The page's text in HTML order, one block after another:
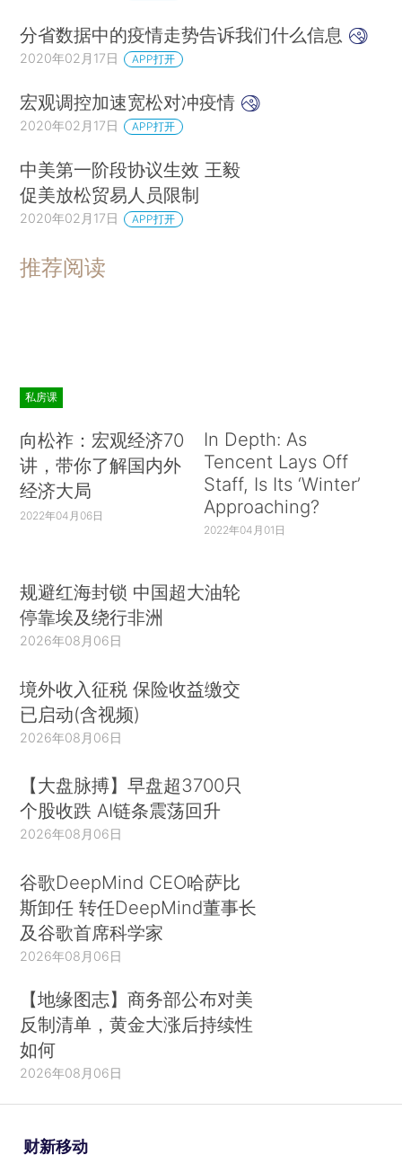
分省数据中的疫情走势告诉我们什么信息
2020年02月17日 APP打开
宏观调控加速宽松对冲疫情
2020年02月17日 APP打开
中美第一阶段协议生效 王毅
促美放松贸易人员限制
2020年02月17日 APP打开
推荐阅读
私房课
向松祚：宏观经济70
讲，带你了解国内外
经济大局
2022年04月06日
In Depth: As
Tencent Lays Off
Staff, Is Its ‘Winter’
Approaching?
2022年04月01日
规避红海封锁 中国超大油轮
停靠埃及绕行非洲
2026年08月06日
境外收入征税 保险收益缴交
已启动(含视频)
2026年08月06日
【大盘脉搏】早盘超3700只
个股收跌 AI链条震荡回升
2026年08月06日
谷歌DeepMind CEO哈萨比
斯卸任 转任DeepMind董事长
及谷歌首席科学家
2026年08月06日
【地缘图志】商务部公布对美
反制清单，黄金大涨后持续性
如何
2026年08月06日
财新移动